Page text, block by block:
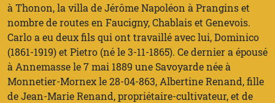
à Thonon, la villa de Jérôme Napoléon à Prangins et
nombre de routes en Faucigny, Chablais et Genevois.
Carlo a eu deux fils qui ont travaillé avec lui, Dominico
(1861-1919) et Pietro (né le 3-11-1865). Ce dernier a épousé
à Annemasse le 7 mai 1889 une Savoyarde née à
Monnetier-Mornex le 28-04-863, Albertine Renand, fille
de Jean-Marie Renand, propriétaire-cultivateur, et de